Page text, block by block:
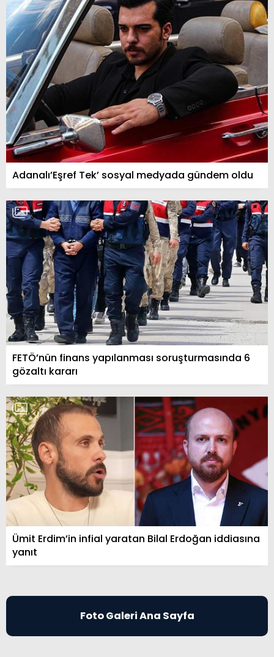
Adanalı’Eşref Tek’ sosyal medyada gündem oldu
FETÖ’nün finans yapılanması soruşturmasında 6
gözaltı kararı
Ümit Erdim’in infial yaratan Bilal Erdoğan iddiasına
yanıt
Foto Galeri Ana Sayfa